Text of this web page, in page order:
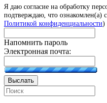
Я даю согласие на обработку
подтверждаю, что ознакомлен(а) с
Политикой конфиденциальности)
Напомнить пароль
Электронная почта:
Выслать